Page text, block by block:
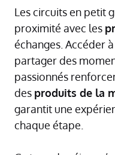
Les circuits en petit
proximité avec les
échanges. Accéder
partager des
passionnés
des produits de la
garantit une
chaque étape.